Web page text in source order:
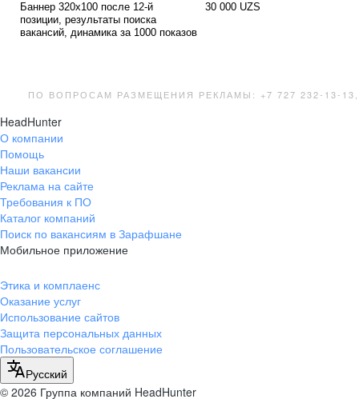
30 000 UZS
Баннер 320x100 после 12-й
позиции, результаты поиска
вакансий, динамика за 1000 показов
ПО ВОПРОСАМ РАЗМЕЩЕНИЯ РЕКЛАМЫ: +7 727 232-13-13,
HeadHunter
О компании
Помощь
Наши вакансии
Реклама на сайте
Требования к ПО
Каталог компаний
Поиск по вакансиям в Зарафшане
Мобильное приложение
Этика и комплаенс
Оказание услуг
Использование сайтов
Защита персональных данных
Пользовательское соглашение
Русский
© 2026 Группа компаний HeadHunter